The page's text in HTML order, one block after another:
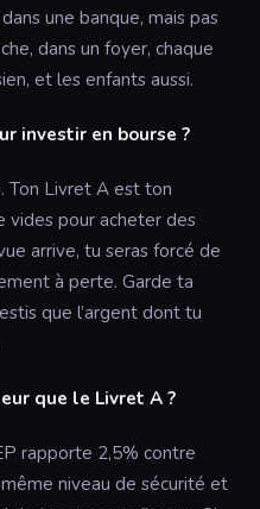
une banque, mais pas
dans un foyer, chaque
et les enfants aussi.
investir en bourse ?
Ton Livret A est ton
vides pour acheter des
arrive, tu seras forcé de
à perte. Garde ta
que l’argent dont tu
que le Livret A ?
rapporte 2,5% contre
niveau de sécurité et